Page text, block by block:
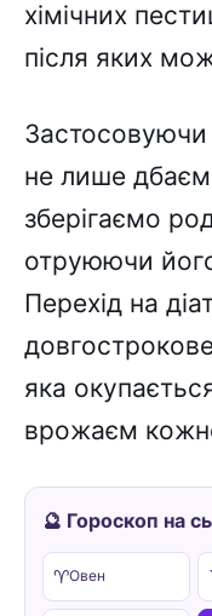
хімічних
після яких
Застосовуючи
не лише
зберігаємо
отруюючи
Перехід на
яка
врожаєм
🔮 Гороскоп на
♈Овен